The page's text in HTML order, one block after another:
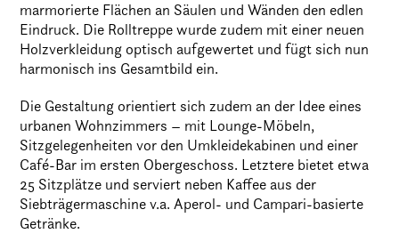
marmorierte Flächen an Säulen und Wänden den edlen
Eindruck. Die Rolltreppe wurde zudem mit einer neuen
Holzverkleidung optisch aufgewertet und fügt sich nun
harmonisch ins Gesamtbild ein.
Die Gestaltung orientiert sich zudem an der Idee eines
urbanen Wohnzimmers – mit Lounge-Möbeln,
Sitzgelegenheiten vor den Umkleidekabinen und einer
Café-Bar im ersten Obergeschoss. Letztere bietet etwa
25 Sitzplätze und serviert neben Kaffee aus der
Siebträgermaschine v.a. Aperol- und Campari-basierte
Getränke.